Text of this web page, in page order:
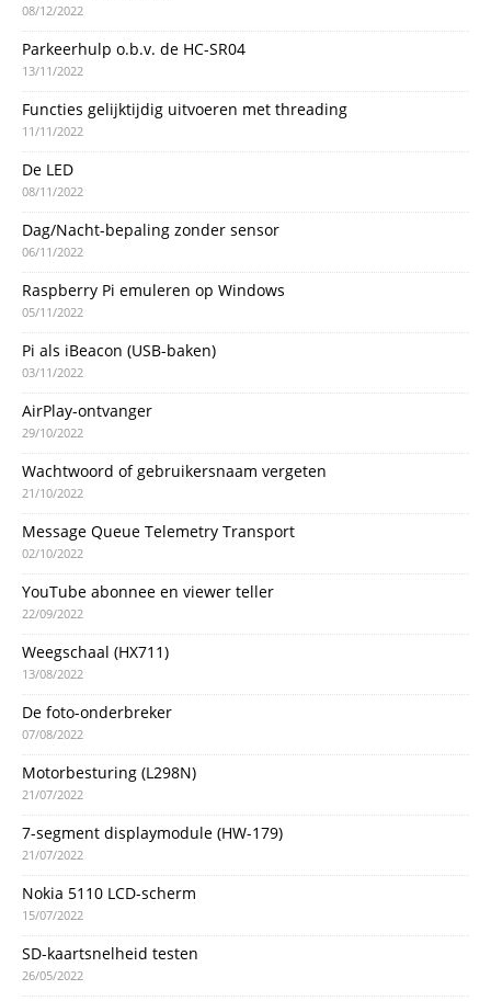
08/12/2022
Parkeerhulp o.b.v. de HC-SR04
13/11/2022
Functies gelijktijdig uitvoeren met threading
11/11/2022
De LED
08/11/2022
Dag/Nacht-bepaling zonder sensor
06/11/2022
Raspberry Pi emuleren op Windows
05/11/2022
Pi als iBeacon (USB-baken)
03/11/2022
AirPlay-ontvanger
29/10/2022
Wachtwoord of gebruikersnaam vergeten
21/10/2022
Message Queue Telemetry Transport
02/10/2022
YouTube abonnee en viewer teller
22/09/2022
Weegschaal (HX711)
13/08/2022
De foto-onderbreker
07/08/2022
Motorbesturing (L298N)
21/07/2022
7-segment displaymodule (HW-179)
21/07/2022
Nokia 5110 LCD-scherm
15/07/2022
SD-kaartsnelheid testen
26/05/2022